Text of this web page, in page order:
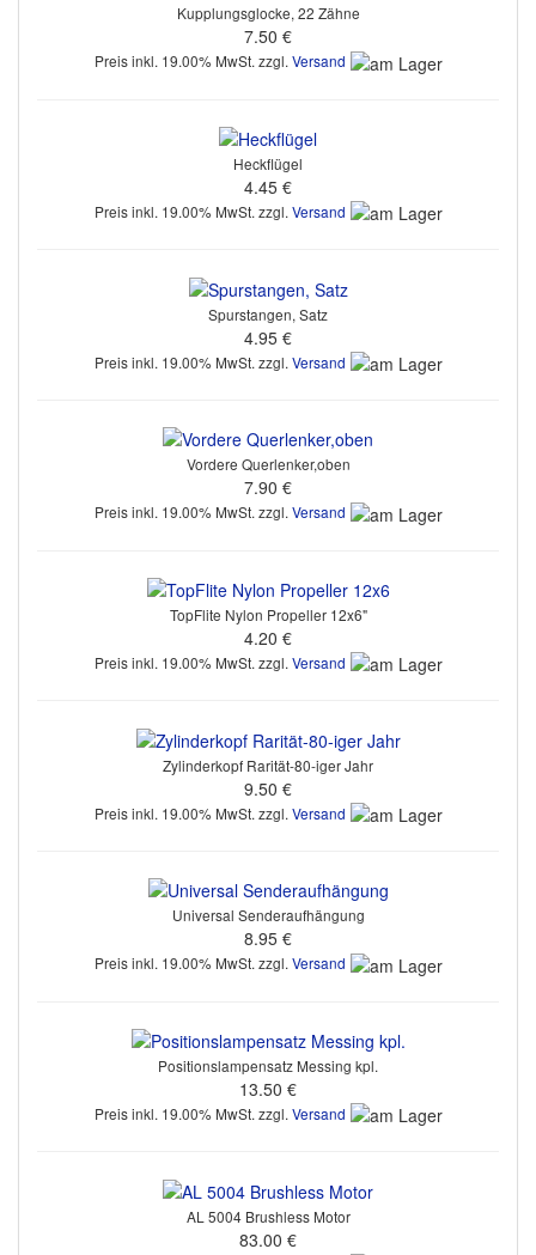
Kupplungsglocke, 22 Zähne
7.50 €
Preis inkl. 19.00% MwSt. zzgl.Versand
Heckflügel
4.45 €
Preis inkl. 19.00% MwSt. zzgl. Versand
Spurstangen, Satz
4.95 €
Preis inkl. 19.00% MwSt. zzgl. Versand
Vordere Querlenker,oben
7.90 €
Preis inkl. 19.00% MwSt. zzgl. Versand
TopFlite Nylon Propeller 12x6"
4.20 €
Preis inkl. 19.00% MwSt. zzgl. Versand
Zylinderkopf Rarität-80-iger Jahr
9.50 €
Preis inkl. 19.00% MwSt. zzgl. Versand
Universal Senderaufhängung
8.95 €
Preis inkl. 19.00% MwSt. zzgl. Versand
Positionslampensatz Messing kpl.
13.50 €
Preis inkl. 19.00% MwSt. zzgl. Versand
AL 5004 Brushless Motor
83.00 €